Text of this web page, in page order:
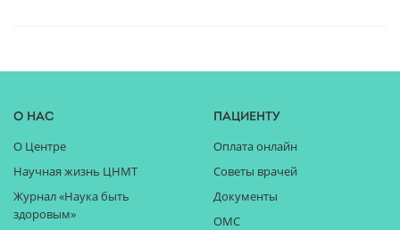
О нас
О Центре
Научная жизнь ЦНМТ
Журнал «Наука быть
здоровым»
Пациенту
Оплата онлайн
Советы врачей
Документы
ОМС